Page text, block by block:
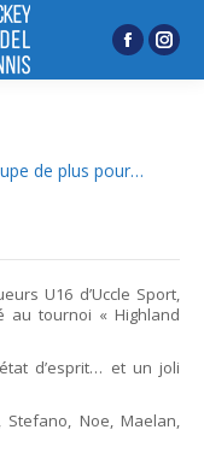
Facebook
page
new
page
de plus pour…
U16 d’Uccle Sport,
au tournoi « Highland
d’esprit… et un joli
Stefano, Noe, Maelan,